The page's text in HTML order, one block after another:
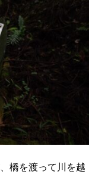
橋を渡って川を越